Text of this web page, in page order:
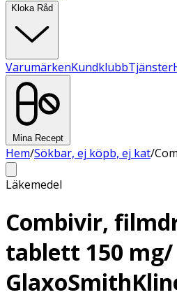
Kloka Råd
VarumärkenKundklubbTjänster
Mina Recept
Hem/Sökbar, ej köpb, ej kat/
Läkemedel
Combivir,
tablett 150 mg/